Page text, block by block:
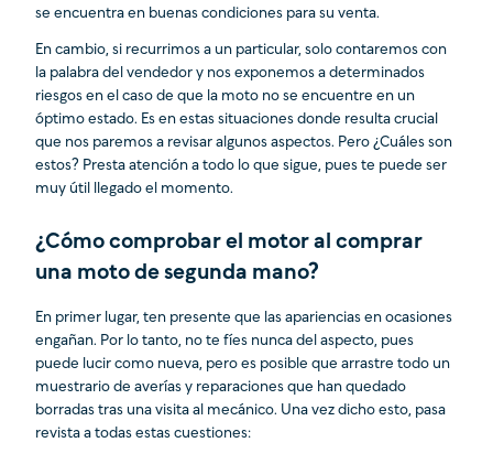
se encuentra en buenas condiciones para su venta.
En cambio, si recurrimos a un particular, solo contaremos con
la palabra del vendedor y nos exponemos a determinados
riesgos en el caso de que la moto no se encuentre en un
óptimo estado. Es en estas situaciones donde resulta crucial
que nos paremos a revisar algunos aspectos. Pero ¿Cuáles son
estos? Presta atención a todo lo que sigue, pues te puede ser
muy útil llegado el momento.
¿Cómo comprobar el motor al comprar
una moto de segunda mano?
En primer lugar, ten presente que las apariencias en ocasiones
engañan. Por lo tanto, no te fíes nunca del aspecto, pues
puede lucir como nueva, pero es posible que arrastre todo un
muestrario de averías y reparaciones que han quedado
borradas tras una visita al mecánico. Una vez dicho esto, pasa
revista a todas estas cuestiones: